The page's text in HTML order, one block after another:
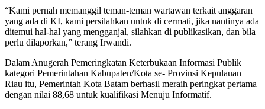
“Kami pernah memanggil teman-teman wartawan terkait anggaran
yang ada di KI, kami persilahkan untuk di cermati, jika nantinya ada
ditemui hal-hal yang mengganjal, silahkan di publikasikan, dan bila
perlu dilaporkan,” terang Irwandi.
Dalam Anugerah Pemeringkatan Keterbukaan Informasi Publik
kategori Pemerintahan Kabupaten/Kota se- Provinsi Kepulauan
Riau itu, Pemerintah Kota Batam berhasil meraih peringkat pertama
dengan nilai 88,68 untuk kualifikasi Menuju Informatif.